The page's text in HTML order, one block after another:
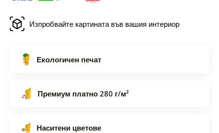
Изпробвайте картината във вашия интериор
Екологичен печат
Премиум платно 280 г/м²
Наситени цветове